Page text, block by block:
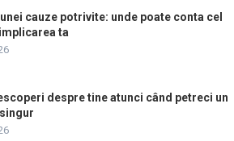
cauze potrivite: unde poate conta cel
ta
despre tine atunci când petreci un